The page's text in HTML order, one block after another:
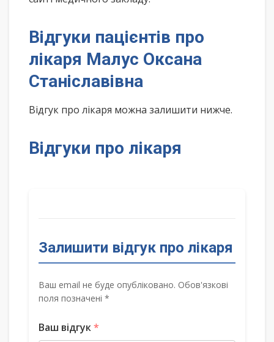
Відгуки пацієнтів про
лікаря Малус Оксана
Станіславівна
Відгук про лікаря можна залишити нижче.
Відгуки про лікаря
Залишити відгук про лікаря
Ваш email не буде опубліковано. Обов'язкові
поля позначені *
Ваш відгук*